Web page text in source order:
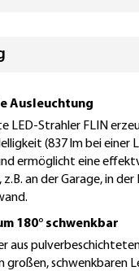
Ausleuchtung
LED-Strahler FLIN
(837 lm bei einer
ermöglicht eine
an der Garage, in
180° schwenkbar
aus
großen, schwenkbaren